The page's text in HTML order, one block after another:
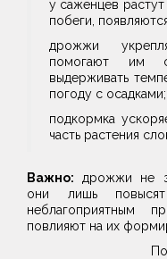
у саженцев
побеги,
дрожжи
помогают им
выдерживать
погоду с осадками;
подкормка
часть растения
Важно: дрожжи не
они лишь повысят
неблагоприятным
повлияют на их